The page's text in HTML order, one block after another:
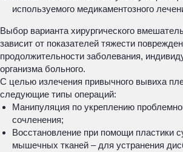
используемого медикаментозного
Выбор варианта хирургического
зависит от показателей тяжести
продолжительности заболевания,
организма больного.
С целью излечения привычного вывиха
следующие типы операций:
Манипуляция по укреплению
сочленения;
Восстановление при помощи пластики
мышечных тканей – для устранения